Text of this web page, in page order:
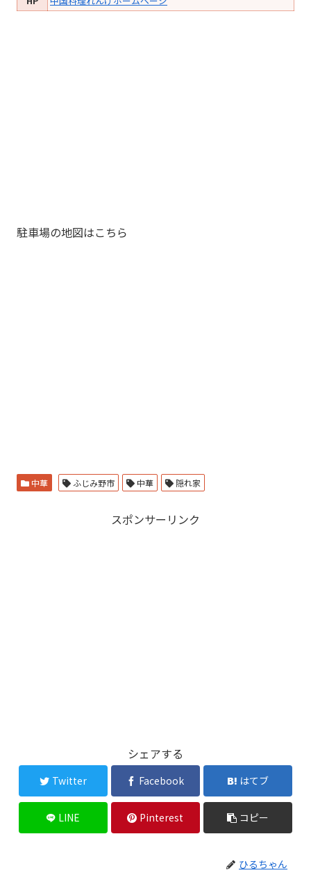
駐車場の地図はこちら
中華 ふじみ野市 中華 隠れ家
スポンサーリンク
シェアする
Twitter Facebook はてブ
LINE Pinterest コピー
ひるちゃん